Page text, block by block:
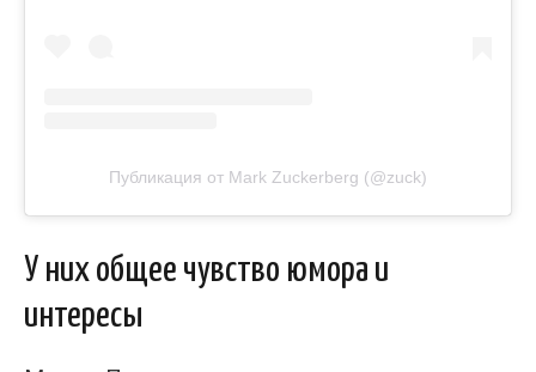
Публикация от Mark Zuckerberg (@zuck)
У них общее чувство юмора и
интересы